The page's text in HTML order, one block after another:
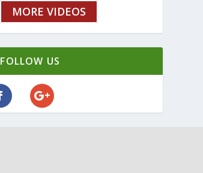
MORE VIDEOS
FOLLOW US